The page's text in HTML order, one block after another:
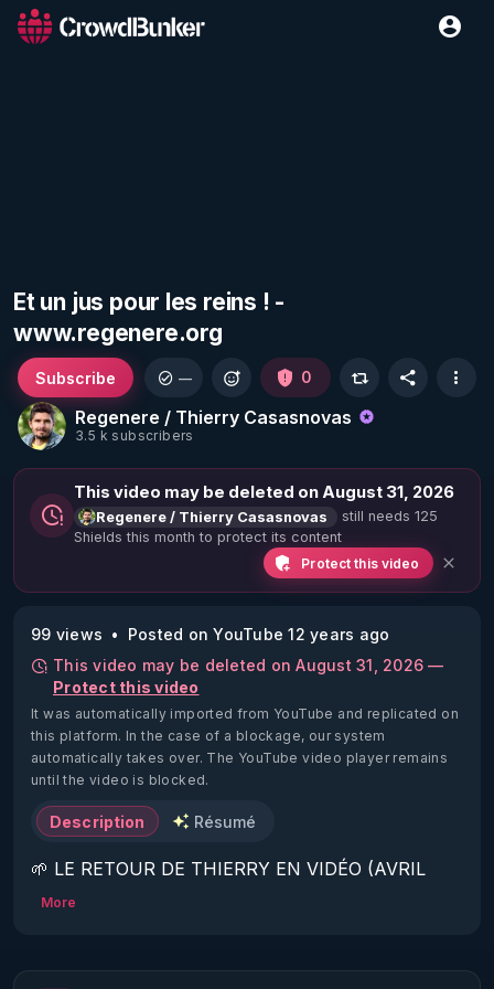
Et un jus pour les reins ! -
www.regenere.org
Regenere / Thierry Casasnovas
3.5 k subscribers
Subscribe — 0
This video may be deleted on August 31, 2026
Regenere / Thierry Casasnovas
still needs 125
Shields this month to protect its content
Protect this video
99 views
Posted on YouTube 12 years ago
This video may be deleted on August 31, 2026 —
Protect this video
It was automatically imported from YouTube and replicated on
this platform. In the case of a blockage, our system
automatically takes over. The YouTube video player remains
until the video is blocked.
Description Résumé
🌱 LE RETOUR DE THIERRY EN VIDÉO (AVRIL
2022)!
https://www.rgnr.fr/presentation.html
More